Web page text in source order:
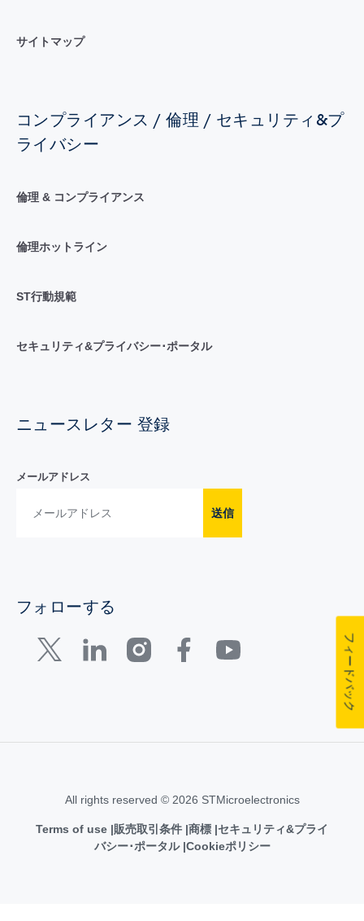
サイトマップ
コンプライアンス / 倫理 / セキュリティ&プ
ライバシー
倫理 & コンプライアンス
倫理ホットライン
ST行動規範
セキュリティ&プライバシー･ポータル
ニュースレター 登録
メールアドレス
送信
フォローする
All rights reserved © 2026 STMicroelectronics
Terms of use 販売取引条件 商標 セキュリティ&プライ
バシー･ポータル Cookieポリシー
フィードバック